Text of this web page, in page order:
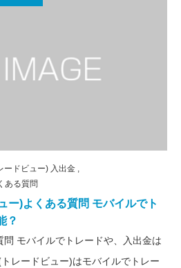
ードビュー) 入出金
ある質問
ー)よくある質問 モバイルでト
？
問 モバイルでトレードや、入出金は
レードビュー)はモバイルでトレー